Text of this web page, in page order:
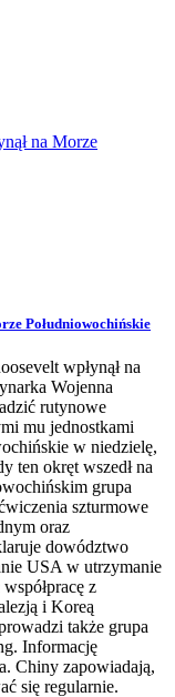
Południowochińskie
wpłynął na
Wojenna
rutynowe
mu jednostkami
w niedzielę,
ten okręt wszedł na
grupa
szturmowe
oraz
dowództwo
USA w utrzymanie
z
i Koreą
także grupa
Informację
Chiny zapowiadają,
się regularnie.